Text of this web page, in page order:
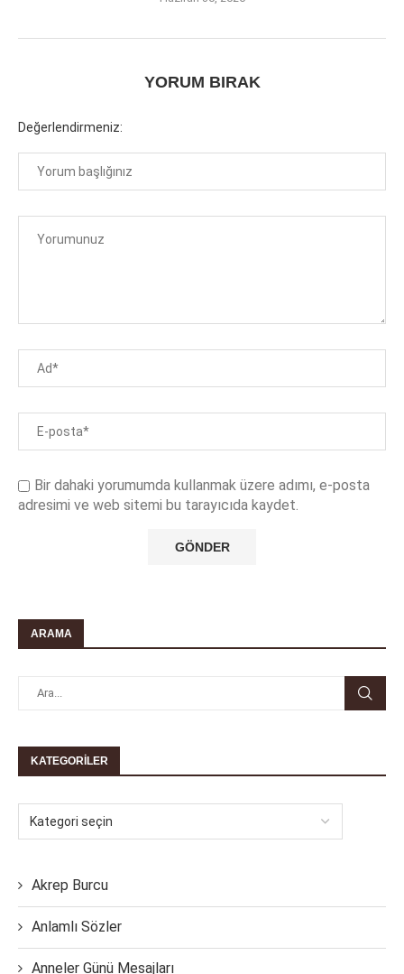
YORUM BIRAK
Değerlendirmeniz:
Bir dahaki yorumumda kullanmak üzere adımı, e-posta
adresimi ve web sitemi bu tarayıcıda kaydet.
ARAMA
KATEGORILER
Akrep Burcu
Anlamlı Sözler
Anneler Günü Mesajları